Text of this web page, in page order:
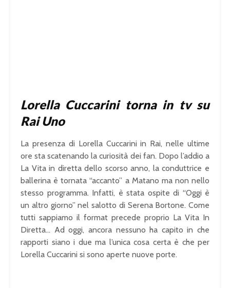
Lorella Cuccarini torna in tv su
Rai Uno
La presenza di Lorella Cuccarini in Rai, nelle ultime
ore sta scatenando la curiosità dei fan. Dopo l’addio a
La Vita in diretta dello scorso anno, la conduttrice e
ballerina è tornata “accanto” a Matano ma non nello
stesso programma. Infatti, è stata ospite di “Oggi è
un altro giorno” nel salotto di Serena Bortone. Come
tutti sappiamo il format precede proprio La Vita In
Diretta… Ad oggi, ancora nessuno ha capito in che
rapporti siano i due ma l’unica cosa certa è che per
Lorella Cuccarini si sono aperte nuove porte.